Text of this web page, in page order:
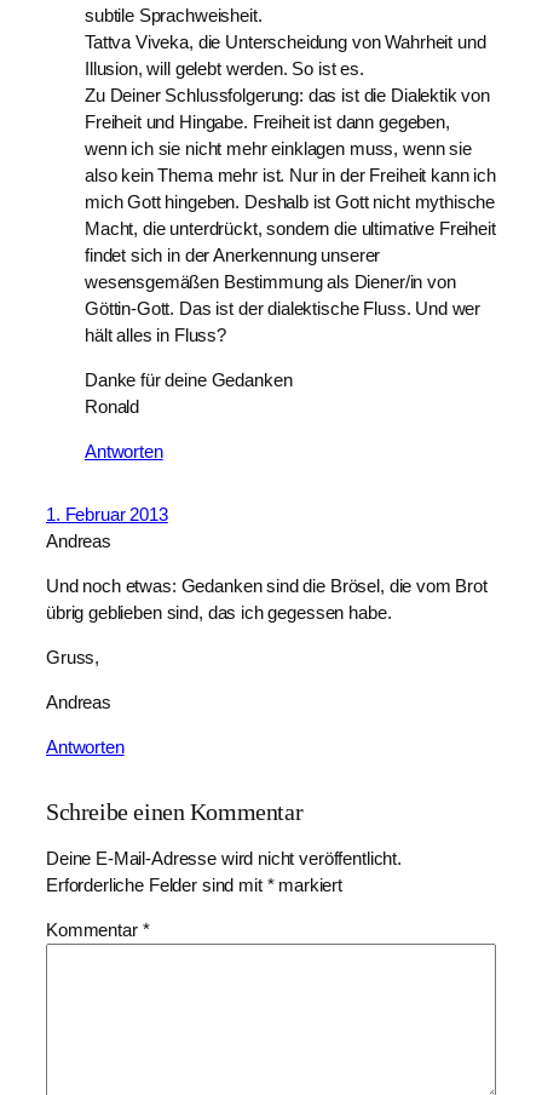
subtile Sprachweisheit.
Tattva Viveka, die Unterscheidung von Wahrheit und
Illusion, will gelebt werden. So ist es.
Zu Deiner Schlussfolgerung: das ist die Dialektik von
Freiheit und Hingabe. Freiheit ist dann gegeben,
wenn ich sie nicht mehr einklagen muss, wenn sie
also kein Thema mehr ist. Nur in der Freiheit kann ich
mich Gott hingeben. Deshalb ist Gott nicht mythische
Macht, die unterdrückt, sondern die ultimative Freiheit
findet sich in der Anerkennung unserer
wesensgemäßen Bestimmung als Diener/in von
Göttin-Gott. Das ist der dialektische Fluss. Und wer
hält alles in Fluss?
Danke für deine Gedanken
Ronald
Antworten
1. Februar 2013
Andreas
Und noch etwas: Gedanken sind die Brösel, die vom Brot
übrig geblieben sind, das ich gegessen habe.
Gruss,
Andreas
Antworten
Schreibe einen Kommentar
Deine E-Mail-Adresse wird nicht veröffentlicht.
Erforderliche Felder sind mit *markiert
Kommentar *